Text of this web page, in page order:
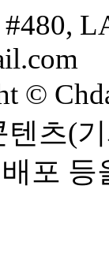
©
츠(
포 등